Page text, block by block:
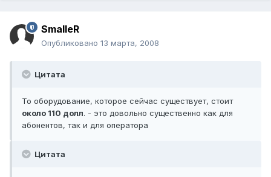
SmalleR
Опубликовано 13 марта, 2008
Цитата
То оборудование, которое сейчас существует, стоит
около 110 долл. - это довольно существенно как для
абонентов, так и для оператора
Цитата